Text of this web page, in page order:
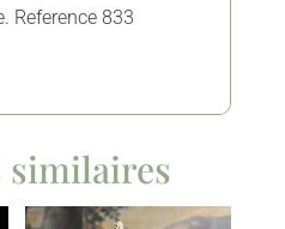
Reference 833